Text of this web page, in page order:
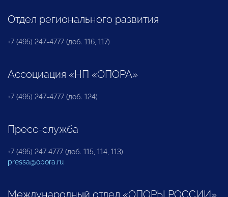
Отдел регионального развития
+7 (495) 247-4777 (доб. 116, 117)
Ассоциация «НП «ОПОРА»
+7 (495) 247-4777 (доб. 124)
Пресс-служба
+7 (495) 247 4777 (доб. 115, 114, 113)
pressa@opora.ru